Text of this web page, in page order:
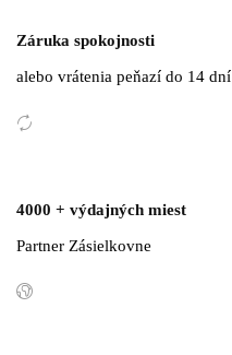
Záruka spokojnosti
alebo vrátenia peňazí do 14 dní
4000 + výdajných miest
Partner Zásielkovne